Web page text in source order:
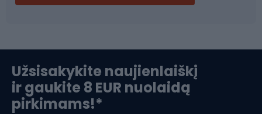
Slidinėjimas
Apranga žiemos sportui
Užsisakykite naujienlaiškį
ir gaukite 8 EUR nuolaidą
pirkimams!*